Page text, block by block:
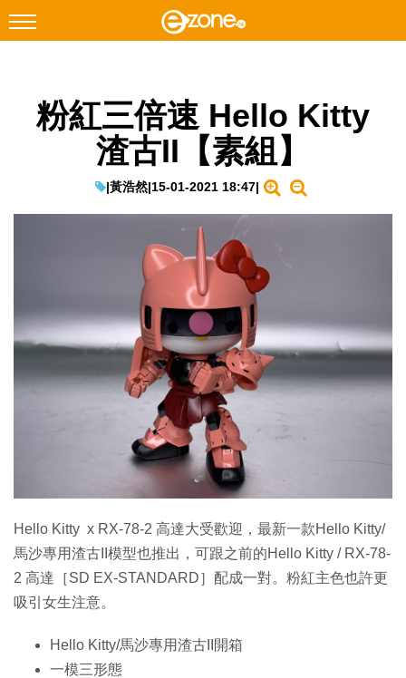
Facebook Instagram
遊戲動漫
IT Times
生成式AI與雲端應用
Enterprise Digital Transformation
粉紅三倍速 Hello Kitty
渣古II【素組】
|黃浩然|15-01-2021 18:47|
Hello Kitty x RX-78-2 高達大受歡迎，最新一款Hello Kitty/
馬沙專用渣古II模型也推出，可跟之前的Hello Kitty / RX-78-
2 高達［SD EX-STANDARD］配成一對。粉紅主色也許更
吸引女生注意。
Hello Kitty/馬沙專用渣古II開箱
一模三形態